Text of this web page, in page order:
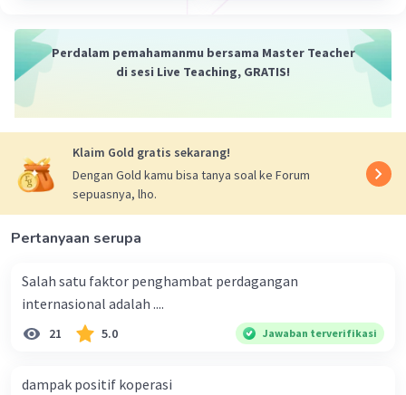
Perdalam pemahamanmu bersama Master Teacher
di sesi Live Teaching, GRATIS!
Klaim Gold gratis sekarang!
Dengan Gold kamu bisa tanya soal ke Forum
sepuasnya, lho.
Pertanyaan serupa
Salah satu faktor penghambat perdagangan
internasional adalah ....
21 5.0 Jawaban terverifikasi
dampak positif koperasi